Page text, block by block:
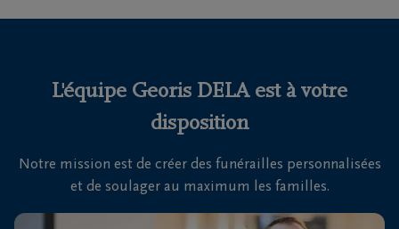
funéraires
fréquemment
Nous
sommes
là pour
L'équipe Georis DELA est à votre
disposition
Notre mission est de créer des funérailles personnalisées
et de soulager au maximum les familles.